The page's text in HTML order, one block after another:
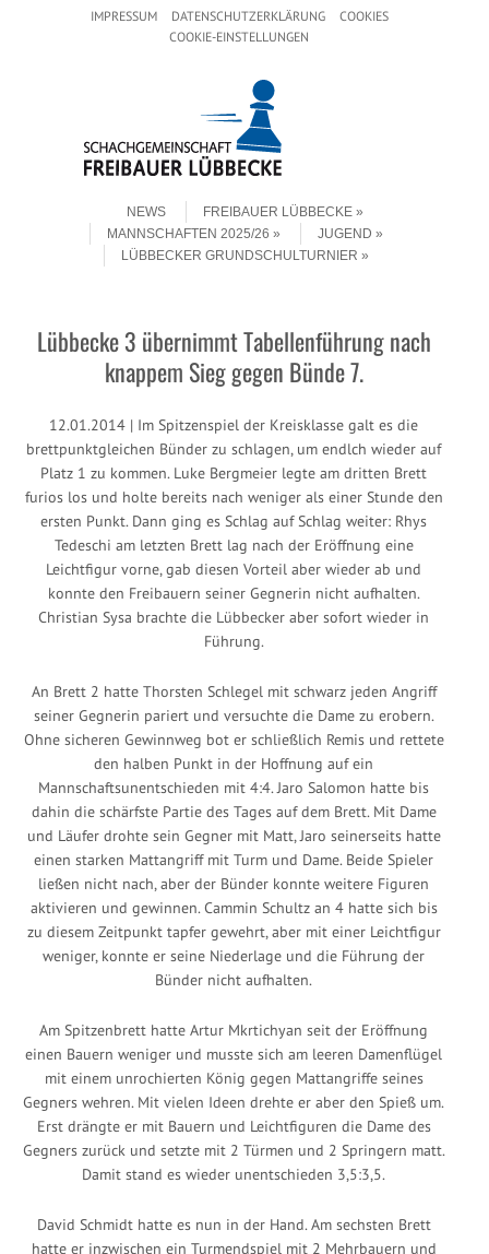
IMPRESSUM DATENSCHUTZERKLÄRUNG
COOKIES
COOKIE-EINSTELLUNGEN
NEWS
FREIBAUER LÜBBECKE
MANNSCHAFTEN 2025/26
JUGEND
LÜBBECKER GRUNDSCHULTURNIER
Lübbecke 3 übernimmt Tabellenführung nach
knappem Sieg gegen Bünde 7.
12.01.2014 | Im Spitzenspiel der Kreisklasse galt es die
brettpunktgleichen Bünder zu schlagen, um endlch wieder auf
Platz 1 zu kommen. Luke Bergmeier legte am dritten Brett
furios los und holte bereits nach weniger als einer Stunde den
ersten Punkt. Dann ging es Schlag auf Schlag weiter: Rhys
Tedeschi am letzten Brett lag nach der Eröffnung eine
Leichtfigur vorne, gab diesen Vorteil aber wieder ab und
konnte den Freibauern seiner Gegnerin nicht aufhalten.
Christian Sysa brachte die Lübbecker aber sofort wieder in
Führung.
An Brett 2 hatte Thorsten Schlegel mit schwarz jeden Angriff
seiner Gegnerin pariert und versuchte die Dame zu erobern.
Ohne sicheren Gewinnweg bot er schließlich Remis und rettete
den halben Punkt in der Hoffnung auf ein
Mannschaftsunentschieden mit 4:4. Jaro Salomon hatte bis
dahin die schärfste Partie des Tages auf dem Brett. Mit Dame
und Läufer drohte sein Gegner mit Matt, Jaro seinerseits hatte
einen starken Mattangriff mit Turm und Dame. Beide Spieler
ließen nicht nach, aber der Bünder konnte weitere Figuren
aktivieren und gewinnen. Cammin Schultz an 4 hatte sich bis
zu diesem Zeitpunkt tapfer gewehrt, aber mit einer Leichtfigur
weniger, konnte er seine Niederlage und die Führung der
Bünder nicht aufhalten.
Am Spitzenbrett hatte Artur Mkrtichyan seit der Eröffnung
einen Bauern weniger und musste sich am leeren Damenflügel
mit einem unrochierten König gegen Mattangriffe seines
Gegners wehren. Mit vielen Ideen drehte er aber den Spieß um.
Erst drängte er mit Bauern und Leichtfiguren die Dame des
Gegners zurück und setzte mit 2 Türmen und 2 Springern matt.
Damit stand es wieder unentschieden 3,5:3,5.
David Schmidt hatte es nun in der Hand. Am sechsten Brett
hatte er inzwischen ein Turmendspiel mit 2 Mehrbauern und